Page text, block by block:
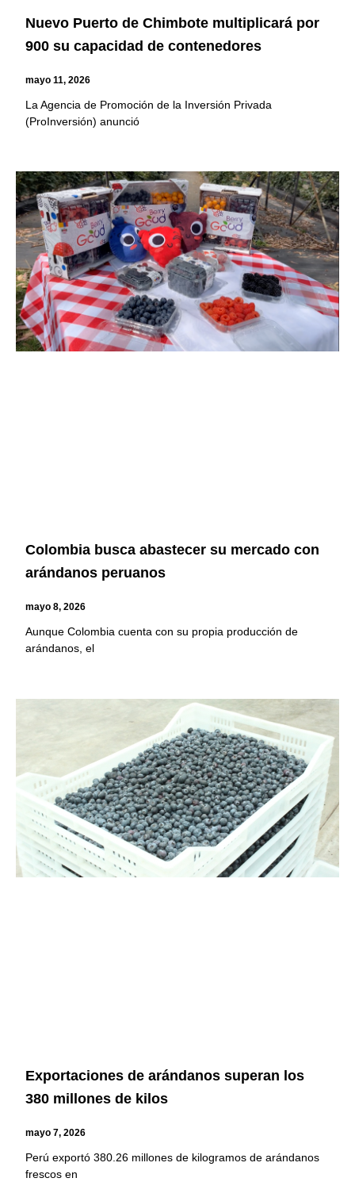
Nuevo Puerto de Chimbote multiplicará por
900 su capacidad de contenedores
mayo 11, 2026
La Agencia de Promoción de la Inversión Privada
(ProInversión) anunció
Colombia busca abastecer su mercado con
arándanos peruanos
mayo 8, 2026
Aunque Colombia cuenta con su propia producción de
arándanos, el
Exportaciones de arándanos superan los
380 millones de kilos
mayo 7, 2026
Perú exportó 380.26 millones de kilogramos de arándanos
frescos en